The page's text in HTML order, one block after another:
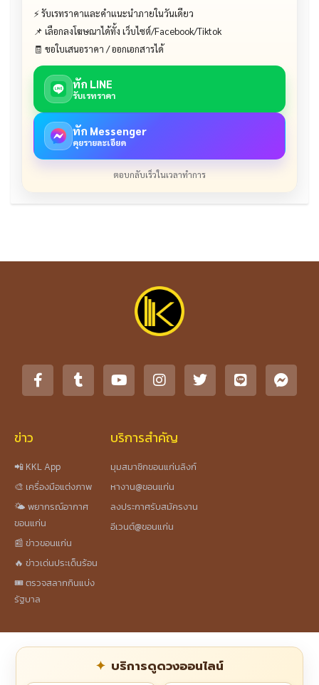
⚡ รับเรทราคาและคำแนะนำภายในวันเดียว
📌 เลือกลงโฆษณาได้ทั้ง เว็บไซต์/Facebook/Tiktok
🧾 ขอใบเสนอราคา / ออกเอกสารได้
ทัก LINE
รับเรทราคา
ทัก Messenger
คุยรายละเอียด
ตอบกลับเร็วในเวลาทำการ
ข่าว
📲 KKL App
🎨 เครื่องมือแต่งภาพ
🌤️ พยากรณ์อากาศ
ขอนแก่น
📰 ข่าวขอนแก่น
🔥 ข่าวเด่นประเด็นร้อน
🎟️ ตรวจสลากกินแบ่ง
รัฐบาล
บริการสำคัญ
มุมสมาชิกขอนแก่นลิงก์
หางาน@ขอนแก่น
ลงประกาศรับสมัครงาน
อีเวนต์@ขอนแก่น
บริการดูดวงออนไลน์